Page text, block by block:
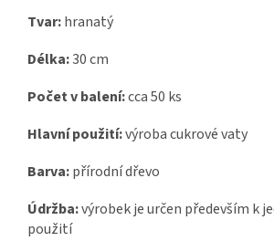
Tvar:hranatý
Délka:30 cm
Počet v balení:cca 50 ks
Hlavní použití:výroba cukrové vaty
Barva:přírodní dřevo
Údržba:výrobek je určen především k
použití